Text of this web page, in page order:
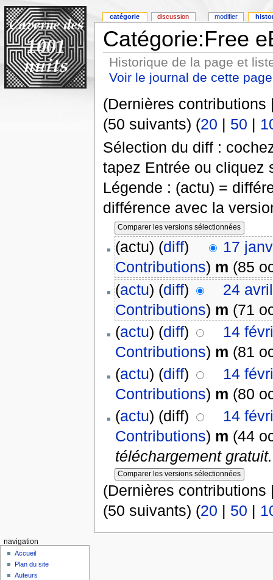
Catégorie:Free
Historique de la page et
Voir le journal de cette page
(Dernières
(50 suivants) (20 | 50 |
Sélection du diff :
tapez Entrée ou cliquez
Légende : (actu) =
différence avec la
(actu) (diff)
17
Contributions) m (85
(actu) (diff)
24
Contributions) m (71
(actu) (diff)
14
Contributions) m (81
(actu) (diff)
14
Contributions) m (80
(actu) (diff)
14
Contributions) m (44
téléchargement
(Dernières
(50 suivants) (20 | 50 |
catégorie discussion modifier
navigation
Accueil
Plan du site
Auteurs